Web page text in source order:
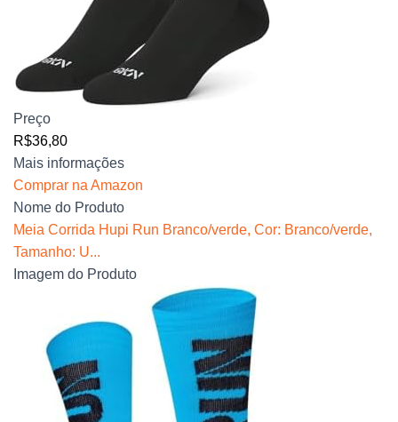
Preço
R$36,80
Mais informações
Comprar na Amazon
Nome do Produto
Meia Corrida Hupi Run Branco/verde, Cor: Branco/verde,
Tamanho: U...
Imagem do Produto